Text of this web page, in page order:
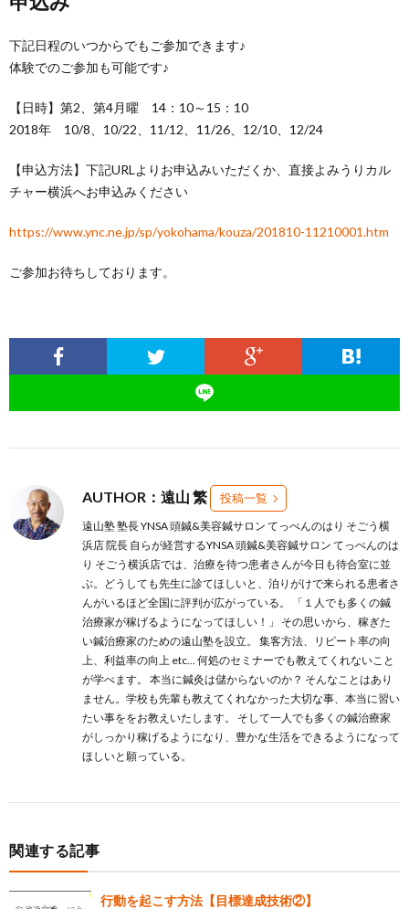
下記日程のいつからでもご参加できます♪
体験でのご参加も可能です♪
【日時】第2、第4月曜 14：10～15：10
2018年 10/8、10/22、11/12、11/26、12/10、12/24
【申込方法】下記URLよりお申込みいただくか、直接よみうりカル
チャー横浜へお申込みください
https://www.ync.ne.jp/sp/yokohama/kouza/201810-11210001.htm
ご参加お待ちしております。
AUTHOR：遠山 繁 投稿一覧
遠山塾 塾長 YNSA 頭鍼&美容鍼サロン てっぺんのはり そごう横
浜店 院長 自らが経営するYNSA 頭鍼&美容鍼サロン てっぺんのは
り そごう横浜店では、治療を待つ患者さんが今日も待合室に並
ぶ。どうしても先生に診てほしいと、泊りがけで来られる患者さ
んがいるほど全国に評判が広がっている。 「１人でも多くの鍼
治療家が稼げるようになってほしい！」 その思いから、稼ぎた
い鍼治療家のための遠山塾を設立。 集客方法、リピート率の向
上、利益率の向上 etc… 何処のセミナーでも教えてくれないこと
が学べます。 本当に鍼灸は儲からないのか？ そんなことはあり
ません。学校も先輩も教えてくれなかった大切な事、本当に習い
たい事ををお教えいたします。 そして一人でも多くの鍼治療家
がしっかり稼げるようになり、豊かな生活をできるようになって
ほしいと願っている。
関連する記事
行動を起こす方法【目標達成技術②】